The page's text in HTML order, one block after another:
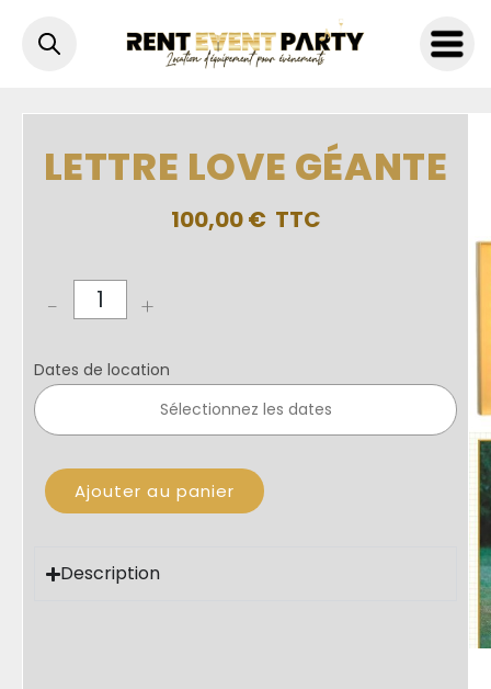
Décoration > Chiffres / Mots géants Lettre love
LETTRE LOVE GÉANTE
100,00€
- +
Dates de location
Ajouter au panier
Description